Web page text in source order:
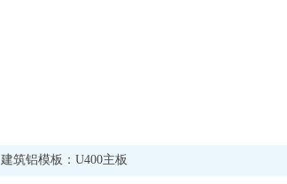
建筑铝模板：U400主板